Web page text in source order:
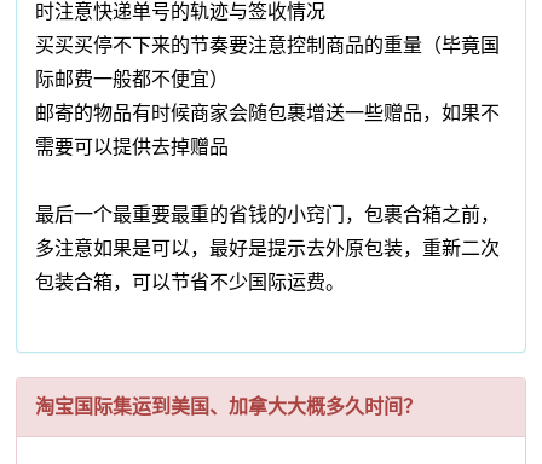
时注意快递单号的轨迹与签收情况
买买买停不下来的节奏要注意控制商品的重量（毕竟国
际邮费一般都不便宜）
邮寄的物品有时候商家会随包裹增送一些赠品，如果不
需要可以提供去掉赠品
最后一个最重要最重的省钱的小窍门，包裹合箱之前，
多注意如果是可以，最好是提示去外原包装，重新二次
包装合箱，可以节省不少国际运费。
淘宝国际集运到美国、加拿大大概多久时间？